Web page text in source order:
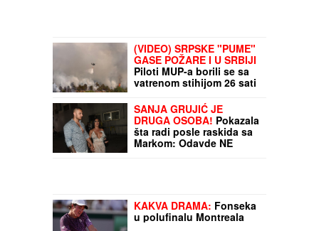
(VIDEO) SRPSKE "PUME"
GASE POŽARE I U SRBIJI
Piloti MUP-a borili se sa
vatrenom stihijom 26 sati
bez prestanka: "Dok
plamen ne stane, oni ne
staju"
SANJA GRUJIĆ JE
DRUGA OSOBA! Pokazala
šta radi posle raskida sa
Markom: Odavde NE
KAKVA DRAMA: Fonseka
u polufinalu Montreala